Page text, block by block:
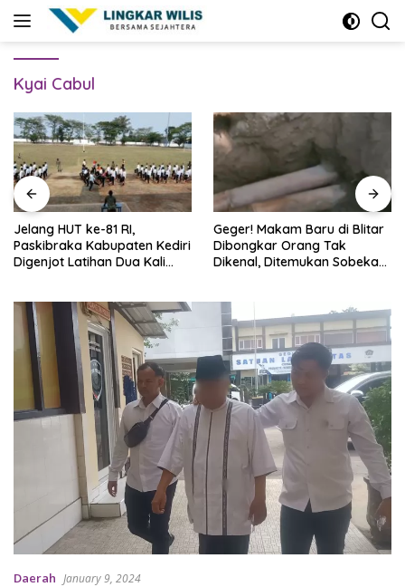
Kyai Cabul
Jelang HUT ke-81 RI,
Paskibraka Kabupaten Kediri
Digenjot Latihan Dua Kali
Geger! Makam Baru di Blitar
Dibongkar Orang Tak
Dikenal, Ditemukan Sobekan
Daerah January 9, 2024